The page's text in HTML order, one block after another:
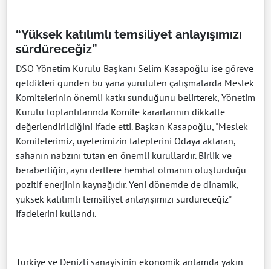
“Yüksek katılımlı temsiliyet anlayışımızı
sürdüreceğiz”
DSO Yönetim Kurulu Başkanı Selim Kasapoğlu ise göreve
geldikleri günden bu yana yürütülen çalışmalarda Meslek
Komitelerinin önemli katkı sunduğunu belirterek, Yönetim
Kurulu toplantılarında Komite kararlarının dikkatle
değerlendirildiğini ifade etti. Başkan Kasapoğlu, "Meslek
Komitelerimiz, üyelerimizin taleplerini Odaya aktaran,
sahanın nabzını tutan en önemli kurullardır. Birlik ve
beraberliğin, aynı dertlere hemhal olmanın oluşturduğu
pozitif enerjinin kaynağıdır. Yeni dönemde de dinamik,
yüksek katılımlı temsiliyet anlayışımızı sürdüreceğiz"
ifadelerini kullandı.
Türkiye ve Denizli sanayisinin ekonomik anlamda yakın